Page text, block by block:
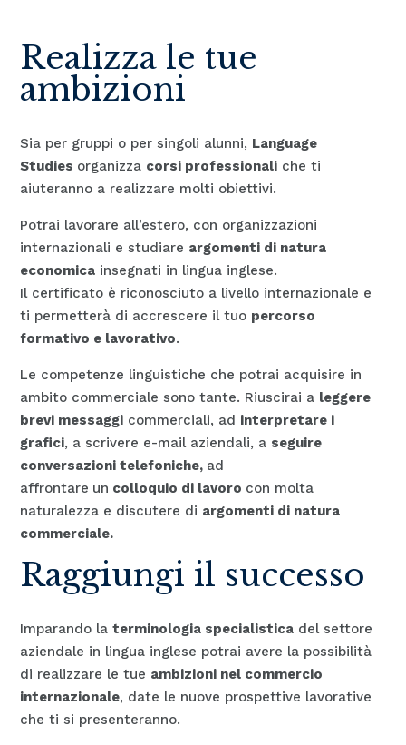
Realizza le tue
ambizioni
Sia per gruppi o per singoli alunni, Language
Studies organizza corsi professionali che ti
aiuteranno a realizzare molti obiettivi.
Potrai lavorare all’estero, con organizzazioni
internazionali e studiare argomenti di natura
economica insegnati in lingua inglese.
Il certificato è riconosciuto a livello internazionale e
ti permetterà di accrescere il tuo percorso
formativo e lavorativo.
Le competenze linguistiche che potrai acquisire in
ambito commerciale sono tante. Riuscirai a leggere
brevi messaggi commerciali, ad interpretare i
grafici, a scrivere e-mail aziendali, a seguire
conversazioni telefoniche, ad
affrontare un colloquio di lavoro con molta
naturalezza e discutere di argomenti di natura
commerciale.
Raggiungi il successo
Imparando laterminologia specialistica del settore
aziendale in lingua inglese potrai avere la possibilità
di realizzare le tue ambizioni nel commercio
internazionale, date le nuove prospettive lavorative
che ti si presenteranno.